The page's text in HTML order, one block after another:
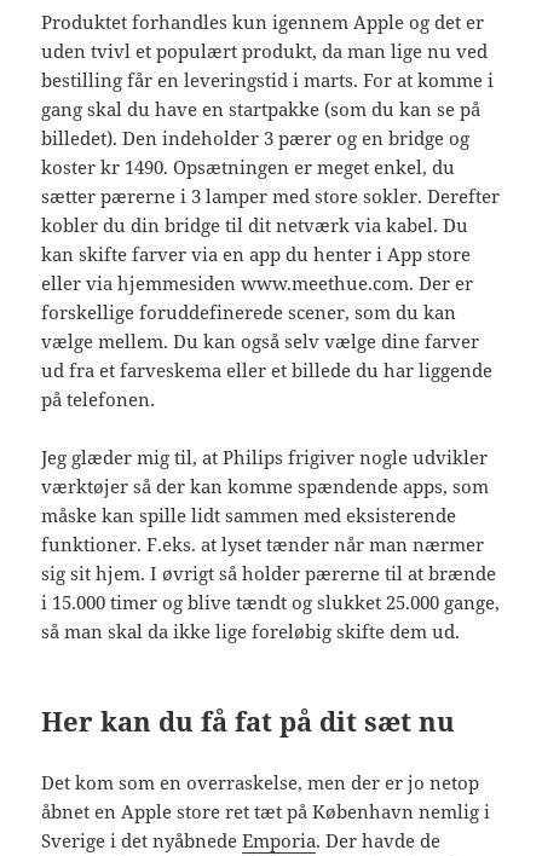
Produktet forhandles kun igennem Apple og det er
uden tvivl et populært produkt, da man lige nu ved
bestilling får en leveringstid i marts. For at komme i
gang skal du have en startpakke (som du kan se på
billedet). Den indeholder 3 pærer og en bridge og
koster kr 1490. Opsætningen er meget enkel, du
sætter pærerne i 3 lamper med store sokler. Derefter
kobler du din bridge til dit netværk via kabel. Du
kan skifte farver via en app du henter i App store
eller via hjemmesiden www.meethue.com. Der er
forskellige foruddefinerede scener, som du kan
vælge mellem. Du kan også selv vælge dine farver
ud fra et farveskema eller et billede du har liggende
på telefonen.
Jeg glæder mig til, at Philips frigiver nogle udvikler
værktøjer så der kan komme spændende apps, som
måske kan spille lidt sammen med eksisterende
funktioner. F.eks. at lyset tænder når man nærmer
sig sit hjem. I øvrigt så holder pærerne til at brænde
i 15.000 timer og blive tændt og slukket 25.000 gange,
så man skal da ikke lige foreløbig skifte dem ud.
Her kan du få fat på dit sæt nu
Det kom som en overraskelse, men der er jo netop
åbnet en Apple store ret tæt på København nemlig i
Sverige i det nyåbnedeEmporia. Der havde de